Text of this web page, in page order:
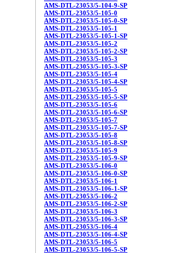
AMS-DTL-23053/5-104-9-SP
AMS-DTL-23053/5-105-0
AMS-DTL-23053/5-105-0-SP
AMS-DTL-23053/5-105-1
AMS-DTL-23053/5-105-1-SP
AMS-DTL-23053/5-105-2
AMS-DTL-23053/5-105-2-SP
AMS-DTL-23053/5-105-3
AMS-DTL-23053/5-105-3-SP
AMS-DTL-23053/5-105-4
AMS-DTL-23053/5-105-4-SP
AMS-DTL-23053/5-105-5
AMS-DTL-23053/5-105-5-SP
AMS-DTL-23053/5-105-6
AMS-DTL-23053/5-105-6-SP
AMS-DTL-23053/5-105-7
AMS-DTL-23053/5-105-7-SP
AMS-DTL-23053/5-105-8
AMS-DTL-23053/5-105-8-SP
AMS-DTL-23053/5-105-9
AMS-DTL-23053/5-105-9-SP
AMS-DTL-23053/5-106-0
AMS-DTL-23053/5-106-0-SP
AMS-DTL-23053/5-106-1
AMS-DTL-23053/5-106-1-SP
AMS-DTL-23053/5-106-2
AMS-DTL-23053/5-106-2-SP
AMS-DTL-23053/5-106-3
AMS-DTL-23053/5-106-3-SP
AMS-DTL-23053/5-106-4
AMS-DTL-23053/5-106-4-SP
AMS-DTL-23053/5-106-5
AMS-DTL-23053/5-106-5-SP